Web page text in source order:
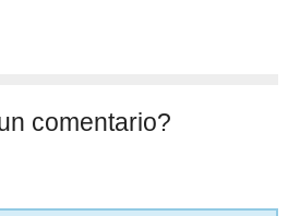
comentario?